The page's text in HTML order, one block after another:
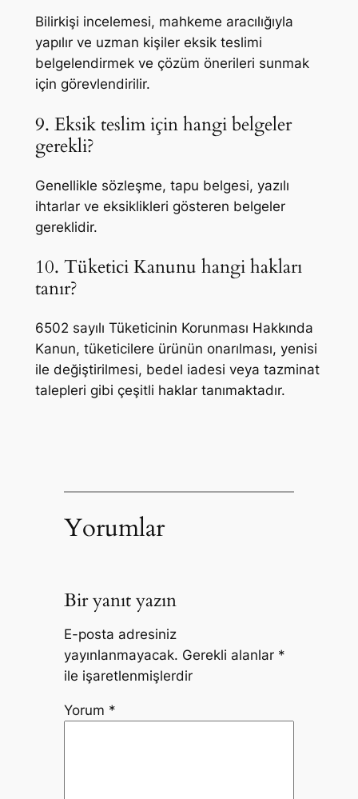
Bilirkişi incelemesi, mahkeme aracılığıyla
yapılır ve uzman kişiler eksik teslimi
belgelendirmek ve çözüm önerileri sunmak
için görevlendirilir.
9. Eksik teslim için hangi belgeler
gerekli?
Genellikle sözleşme, tapu belgesi, yazılı
ihtarlar ve eksiklikleri gösteren belgeler
gereklidir.
10. Tüketici Kanunu hangi hakları
tanır?
6502 sayılı Tüketicinin Korunması Hakkında
Kanun, tüketicilere ürünün onarılması, yenisi
ile değiştirilmesi, bedel iadesi veya tazminat
talepleri gibi çeşitli haklar tanımaktadır.
Yorumlar
Bir yanıt yazın
E-posta adresiniz
yayınlanmayacak. Gerekli alanlar *
ile işaretlenmişlerdir
Yorum *